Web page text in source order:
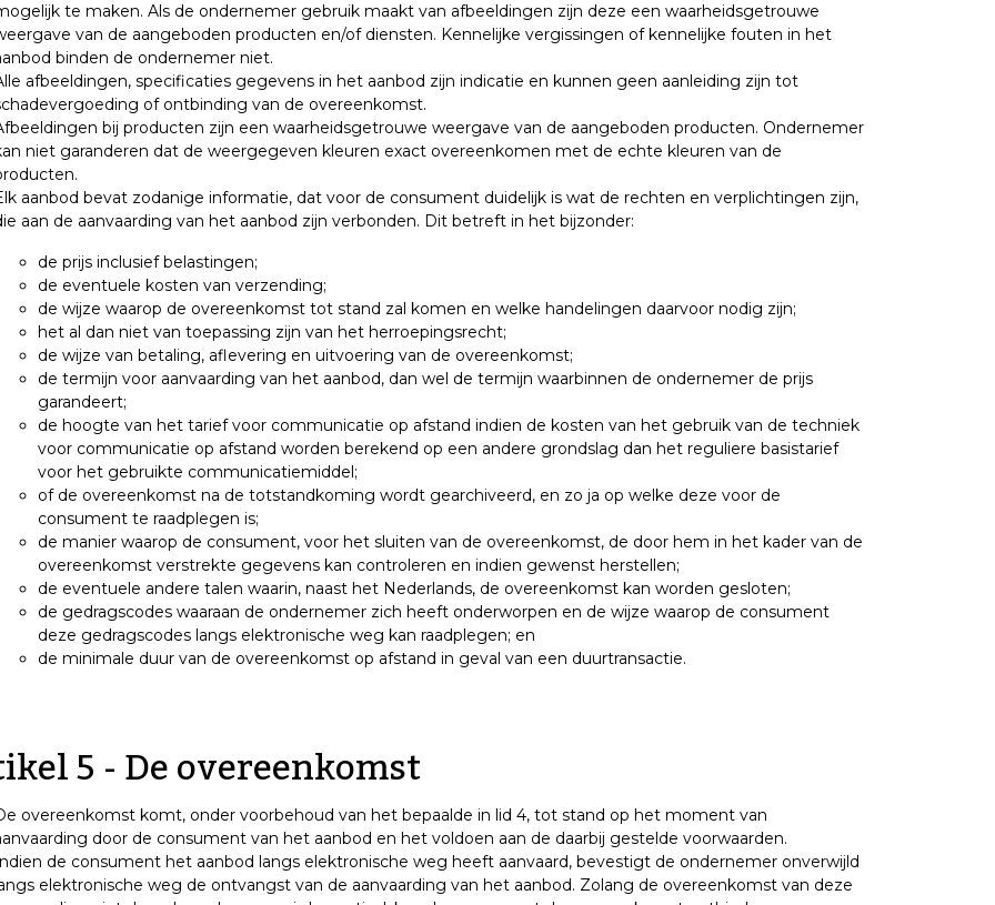
te maken. Als de ondernemer gebruik maakt van afbeeldingen zijn deze een waarheidsgetrouwe
van de aangeboden producten en/of diensten. Kennelijke vergissingen of kennelijke fouten in het
binden de ondernemer niet.
afbeeldingen, specificaties gegevens in het aanbod zijn indicatie en kunnen geen aanleiding zijn tot
of ontbinding van de overeenkomst.
bij producten zijn een waarheidsgetrouwe weergave van de aangeboden producten. Ondernemer
niet garanderen dat de weergegeven kleuren exact overeenkomen met de echte kleuren van de
aanbod bevat zodanige informatie, dat voor de consument duidelijk is wat de rechten en verplichtingen zijn,
aan de aanvaarding van het aanbod zijn verbonden. Dit betreft in het bijzonder:
de prijs inclusief belastingen;
de eventuele kosten van verzending;
de wijze waarop de overeenkomst tot stand zal komen en welke handelingen daarvoor nodig zijn;
het al dan niet van toepassing zijn van het herroepingsrecht;
de wijze van betaling, aflevering en uitvoering van de overeenkomst;
de termijn voor aanvaarding van het aanbod, dan wel de termijn waarbinnen de ondernemer de prijs
garandeert;
de hoogte van het tarief voor communicatie op afstand indien de kosten van het gebruik van de techniek
voor communicatie op afstand worden berekend op een andere grondslag dan het reguliere basistarief
voor het gebruikte communicatiemiddel;
of de overeenkomst na de totstandkoming wordt gearchiveerd, en zo ja op welke deze voor de
consument te raadplegen is;
de manier waarop de consument, voor het sluiten van de overeenkomst, de door hem in het kader van de
overeenkomst verstrekte gegevens kan controleren en indien gewenst herstellen;
de eventuele andere talen waarin, naast het Nederlands, de overeenkomst kan worden gesloten;
de gedragscodes waaraan de ondernemer zich heeft onderworpen en de wijze waarop de consument
deze gedragscodes langs elektronische weg kan raadplegen; en
de minimale duur van de overeenkomst op afstand in geval van een duurtransactie.
5 - De overeenkomst
overeenkomst komt, onder voorbehoud van het bepaalde in lid 4, tot stand op het moment van
door de consument van het aanbod en het voldoen aan de daarbij gestelde voorwaarden.
de consument het aanbod langs elektronische weg heeft aanvaard, bevestigt de ondernemer onverwijld
elektronische weg de ontvangst van de aanvaarding van het aanbod. Zolang de overeenkomst van deze